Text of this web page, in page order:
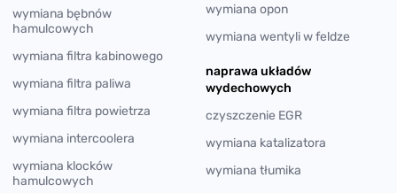
wymiana bębnów
hamulcowych
wymiana filtra kabinowego
wymiana filtra paliwa
wymiana filtra powietrza
wymiana intercoolera
wymiana klocków
hamulcowych
wymiana opon
wymiana wentyli w feldze
naprawa układów
wydechowych
czyszczenie EGR
wymiana katalizatora
wymiana tłumika